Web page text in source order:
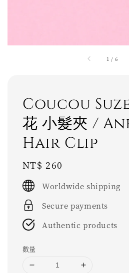
1 / 6
Coucou
花 小髮夾 /
Hair Clip
Regular
price
NT$ 260
Worldwide shipping
Secure payments
Authentic products
數量